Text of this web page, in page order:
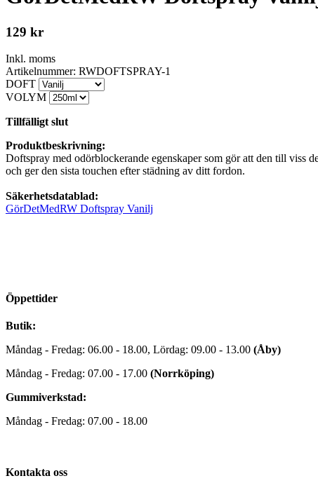
129 kr
Inkl. moms
Artikelnummer: RWDOFTSPRAY-1
DOFT
VOLYM
Tillfälligt slut
Produktbeskrivning:
Doftspray med odörblockerande egenskaper som gör att den till
och ger den sista touchen efter städning av ditt fordon.
Säkerhetsdatablad:
GörDetMedRW Doftspray Vanilj
Öppettider
Butik:
Måndag - Fredag: 06.00 - 18.00, Lördag: 09.00 - 13.00 (Åby)
Måndag - Fredag: 07.00 - 17.00 (Norrköping)
Gummiverkstad:
Måndag - Fredag: 07.00 - 18.00
Kontakta oss